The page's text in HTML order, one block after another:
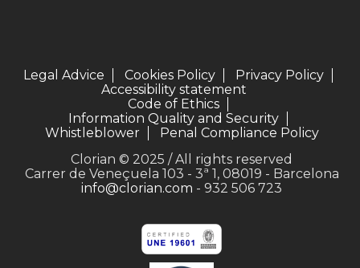
Legal Advice Cookies Policy
Privacy Policy
Accessibility statement
Code of Ethics
Information Quality and Security
Whistleblower
Penal Compliance Policy
Clorian © 2025 / All rights reserved
Carrer de Veneçuela 103 - 3ª 1, 08019 - Barcelona
info@clorian.com - 932 506 723